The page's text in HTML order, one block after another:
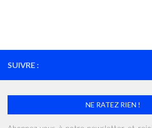
SUIVRE :
NE RATEZ RIEN !